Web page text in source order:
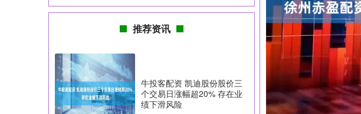
推荐资讯
牛投客配资 凯迪股份股价三
个交易日涨幅超20% 存在业
绩下滑风险